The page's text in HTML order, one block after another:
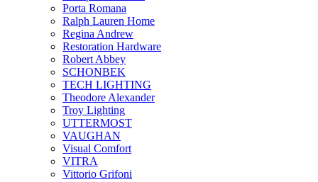
Porta Romana
Ralph Lauren Home
Regina Andrew
Restoration Hardware
Robert Abbey
SCHONBEK
TECH LIGHTING
Theodore Alexander
Troy Lighting
UTTERMOST
VAUGHAN
Visual Comfort
VITRA
Vittorio Grifoni